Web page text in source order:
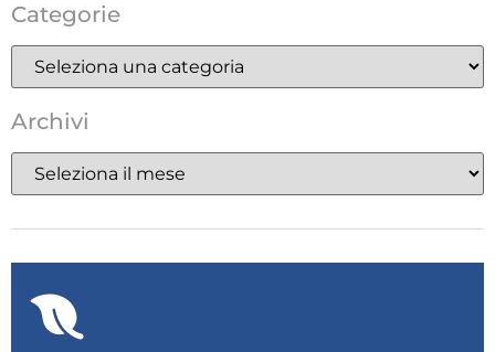
Categorie
Archivi